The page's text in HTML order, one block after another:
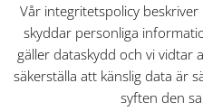
Vår integritetspolicy
skyddar personliga
gäller dataskydd och vi vidtar
säkerställa att känslig data är
syften den